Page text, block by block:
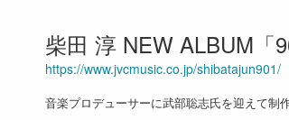
柴田 淳 NEW ALBUM「
https://www.jvcmusic.co.jp/shibatajun901/
音楽プロデューサーに武部聡志氏を迎えて制